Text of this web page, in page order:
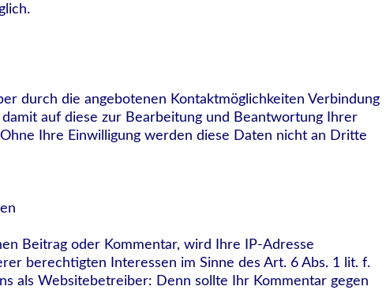
durch die angebotenen Kontaktmöglichkeiten Verbindung
auf diese zur Bearbeitung und Beantwortung Ihrer
Ihre Einwilligung werden diese Daten nicht an Dritte
Beitrag oder Kommentar, wird Ihre IP-Adresse
berechtigten Interessen im Sinne des Art. 6 Abs. 1 lit. f.
als Websitebetreiber: Denn sollte Ihr Kommentar gegen